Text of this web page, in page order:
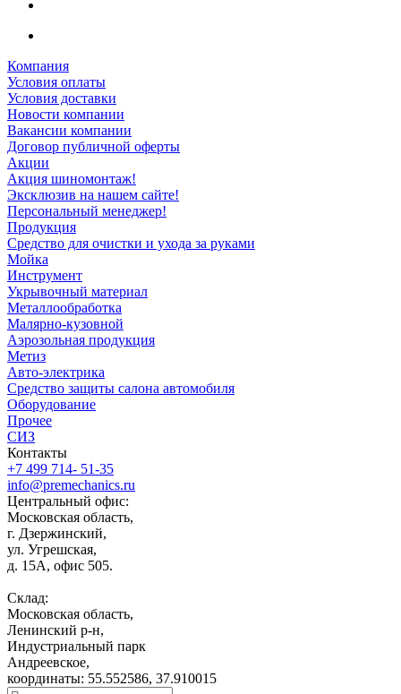
Компания
Условия оплаты
Условия доставки
Новости компании
Вакансии компании
Договор публичной оферты
Акции
Акция шиномонтаж!
Эксклюзив на нашем сайте!
Персональный менеджер!
Продукция
Средство для очистки и ухода за руками
Мойка
Инструмент
Укрывочный материал
Металлообработка
Малярно-кузовной
Аэрозольная продукция
Метиз
Авто-электрика
Средство защиты салона автомобиля
Оборудование
Прочее
СИЗ
Контакты
+7 499 714- 51-35
info@premechanics.ru
Центральный офис:
Московская область,
г. Дзержинский,
ул. Угрешская,
д. 15А, офис 505.
Склад:
Московская область,
Ленинский р-н,
Индустриальный парк
Андреевское,
координаты: 55.552586, 37.910015